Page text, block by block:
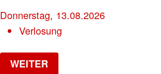
Donnerstag, 13.08.2026
Verlosung
WEITER